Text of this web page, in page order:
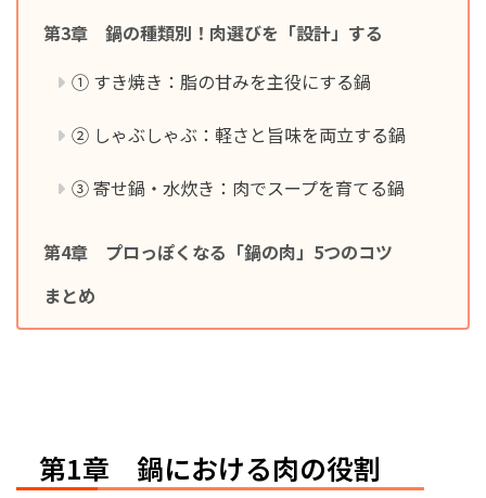
第3章 鍋の種類別！肉選びを「設計」する
① すき焼き：脂の甘みを主役にする鍋
② しゃぶしゃぶ：軽さと旨味を両立する鍋
③ 寄せ鍋・水炊き：肉でスープを育てる鍋
第4章 プロっぽくなる「鍋の肉」5つのコツ
まとめ
第1章 鍋における肉の役割